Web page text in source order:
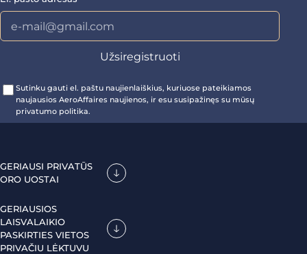
Sutinku gauti el. paštu naujienlaiškius, kuriuose pateikiamos
naujausios AeroAffaires naujienos, ir esu susipažinęs su mūsų
privatumo politika.
GERIAUSI PRIVATŪS
ORO UOSTAI
GERIAUSIOS
LAISVALAIKIO
PASKIRTIES VIETOS
PRIVAČIU LĖKTUVU